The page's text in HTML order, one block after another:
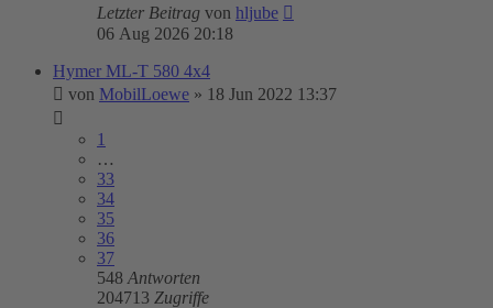
Letzter Beitrag von hljube
06 Aug 2026 20:18
Hymer ML-T 580 4x4
von MobilLoewe » 18 Jun 2022 13:37
1
…
33
34
35
36
37
548 Antworten
204713 Zugriffe